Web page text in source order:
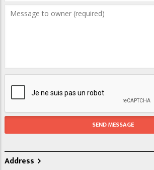
Address